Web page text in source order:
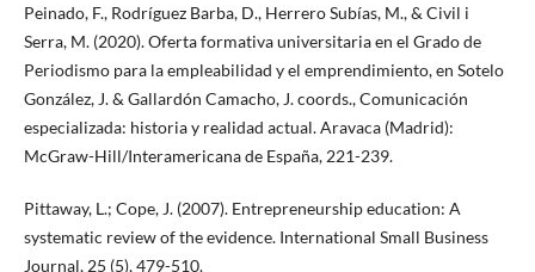
Peinado, F., Rodríguez Barba, D., Herrero Subías, M., & Civil i
Serra, M. (2020). Oferta formativa universitaria en el Grado de
Periodismo para la empleabilidad y el emprendimiento, en Sotelo
González, J. & Gallardón Camacho, J. coords., Comunicación
especializada: historia y realidad actual. Aravaca (Madrid):
McGraw-Hill/Interamericana de España, 221-239.
Pittaway, L.; Cope, J. (2007). Entrepreneurship education: A
systematic review of the evidence. International Small Business
Journal, 25 (5), 479-510.